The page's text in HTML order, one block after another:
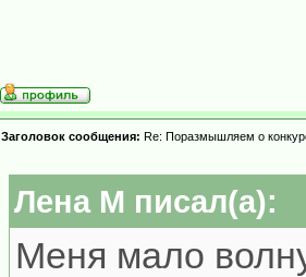
Заголовок сообщения: Re: Поразмышляем о
Лена М писал(а):
Меня мало